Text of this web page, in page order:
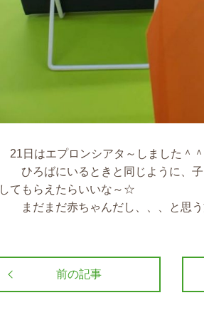
21日はエプロンシアタ～しました＾＾
ひろばにいるときと同じように、子
してもらえたらいいな～☆
まだまだ赤ちゃんだし、、、と思う
前の記事